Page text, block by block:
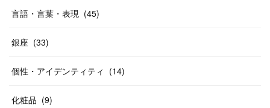
言語・言葉・表現 (45)
銀座 (33)
個性・アイデンティティ (14)
化粧品 (9)